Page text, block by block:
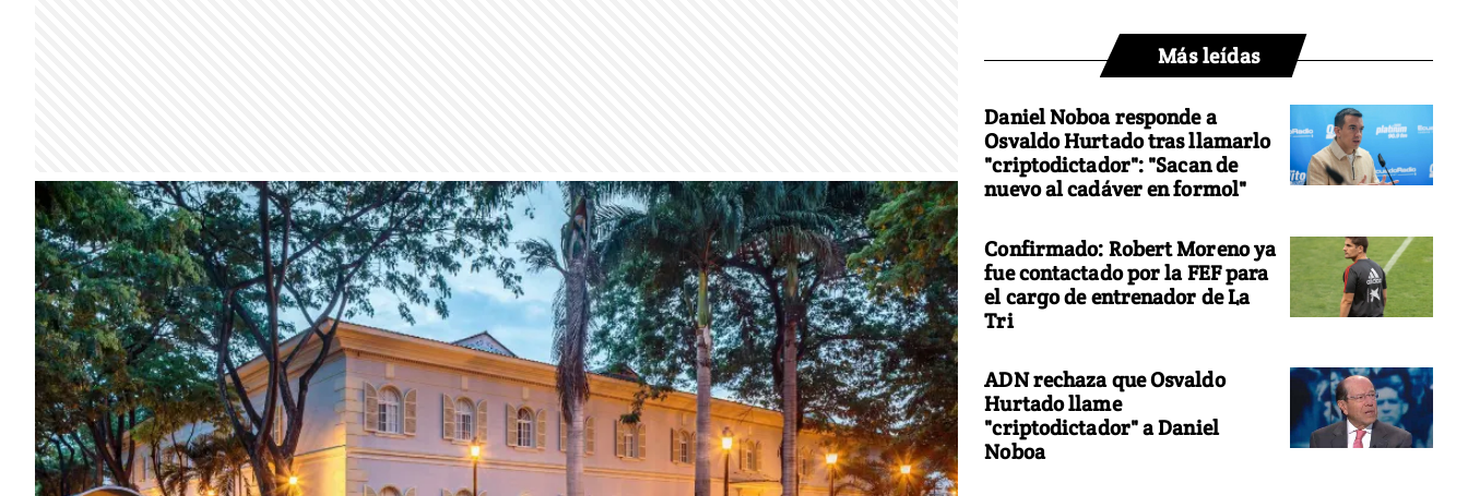
Más leídas
Daniel Noboa responde a
Osvaldo Hurtado tras llamarlo
"criptodictador": "Sacan de
nuevo al cadáver en formol"
Confirmado: Robert Moreno ya
fue contactado por la FEF para
el cargo de entrenador de La
Tri
ADN rechaza que Osvaldo
Hurtado llame
"criptodictador" a Daniel
Noboa